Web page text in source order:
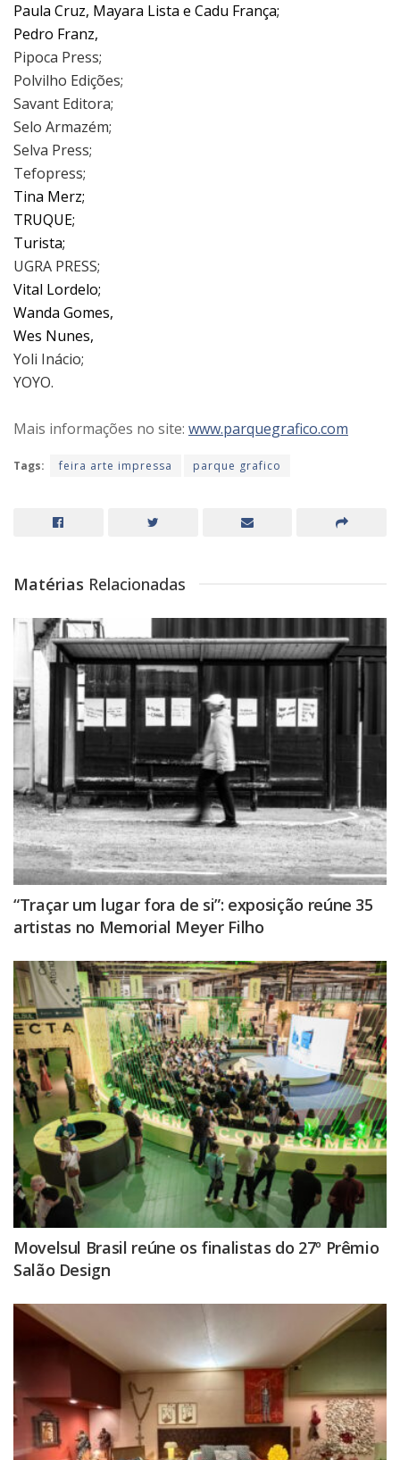
Paula Cruz, Mayara Lista e Cadu França;
Pedro Franz,
​Pipoca Press;​
​Polvilho Edições;
Savant Editora;
Selo Armazém;
Selva Press;
Tefopress;​
Tina Merz;
TRUQUE;
Turista;
​UGRA PRESS;​
Vital Lordelo;
Wanda Gomes,
Wes Nunes,
​Yoli Inácio;
YOYO.​
Mais informações no site: www.parquegrafico.com
Tags: feira arte impressa parque grafico
Matérias Relacionadas
“Traçar um lugar fora de si”: exposição reúne 35
artistas no Memorial Meyer Filho
Movelsul Brasil reúne os finalistas do 27º Prêmio
Salão Design